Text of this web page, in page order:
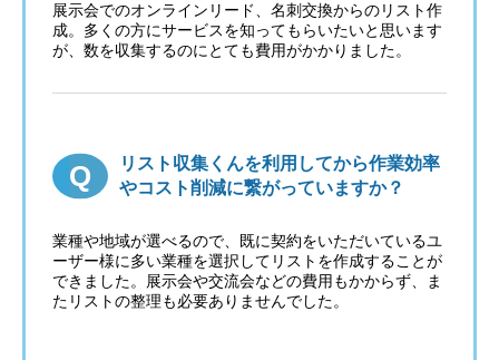
展示会でのオンラインリード、名刺交換からのリスト作
成。多くの方にサービスを知ってもらいたいと思います
が、数を収集するのにとても費用がかかりました。
リスト収集くんを利用してから作業効率
やコスト削減に繋がっていますか？
業種や地域が選べるので、既に契約をいただいているユ
ーザー様に多い業種を選択してリストを作成することが
できました。展示会や交流会などの費用もかからず、ま
たリストの整理も必要ありませんでした。